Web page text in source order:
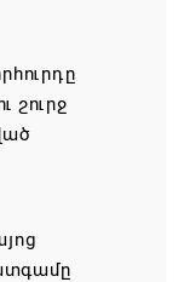
շուրջ